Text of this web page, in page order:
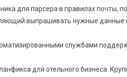
для парсера в правилах почты,
выпрашивать нужные данные
службами
для отельного бизнеса.